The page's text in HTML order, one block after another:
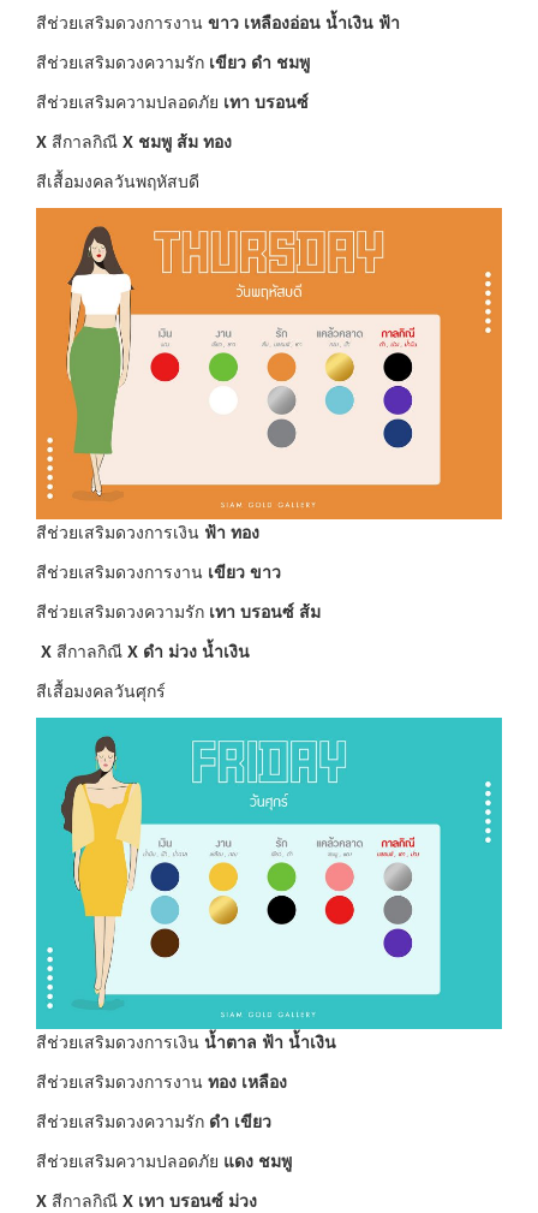
สีช่วยเสริมดวงการงาน ขาว เหลืองอ่อน น้ำเงิน ฟ้า
สีช่วยเสริมดวงความรัก เขียว ดำ ชมพู
สีช่วยเสริมความปลอดภัย เทา บรอนซ์
X สีกาลกิณี X ชมพู ส้ม ทอง
สีเสื้อมงคลวันพฤหัสบดี
สีช่วยเสริมดวงการเงิน ฟ้า ทอง
สีช่วยเสริมดวงการงาน เขียว ขาว
สีช่วยเสริมดวงความรัก เทา บรอนซ์ ส้ม
X สีกาลกิณี X ดำ ม่วง น้ำเงิน
สีเสื้อมงคลวันศุกร์
สีช่วยเสริมดวงการเงิน น้ำตาล ฟ้า น้ำเงิน
สีช่วยเสริมดวงการงาน ทอง เหลือง
สีช่วยเสริมดวงความรัก ดำ เขียว
สีช่วยเสริมความปลอดภัย แดง ชมพู
X สีกาลกิณี X เทา บรอนซ์ ม่วง